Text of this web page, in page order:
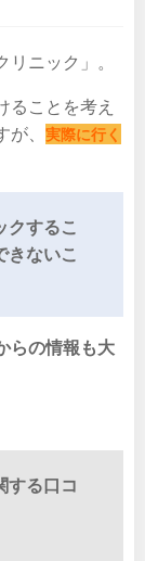
ニック」。
ることを考え
、 実際に行く
クするこ
きないこ
らの情報も大
する口コ